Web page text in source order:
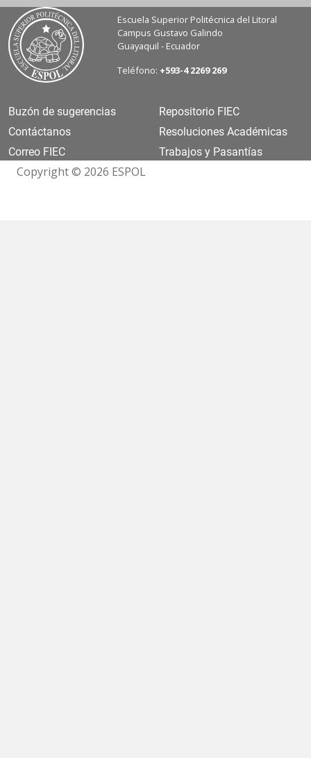
Escuela Superior Politécnica del Litoral
Campus Gustavo Galindo
Guayaquil - Ecuador
Teléfono: +593-4 2269 269
Buzón de sugerencias
Contáctanos
Correo FIEC
Repositorio FIEC
Resoluciones Académicas
Trabajos y Pasantías
Copyright © 2026 ESPOL